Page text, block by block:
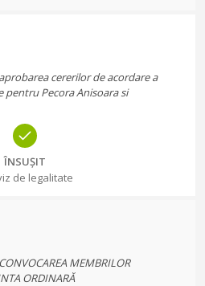
cererilor de acordare a
Pecora Anisoara si
ÎNSUȘIT
de legalitate
MEMBRILOR
ORDINARĂ